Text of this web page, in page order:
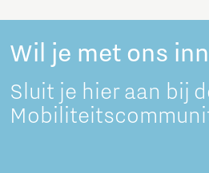
Wil je met ons
Sluit je hier aan bij